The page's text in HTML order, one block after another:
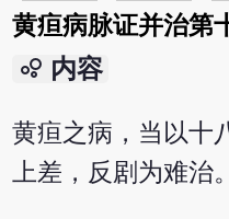
黄疸病脉证并治第
bubble_chart 内容
黄疸之病，当以十
上差，反剧为难治。